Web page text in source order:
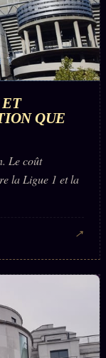
QUE
Le coût
la Ligue 1 et la
↗